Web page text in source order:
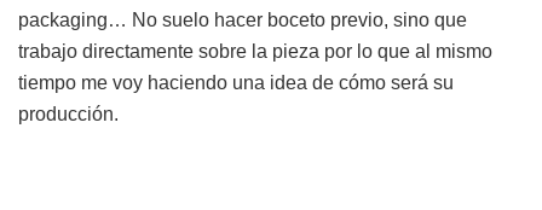
packaging… No suelo hacer boceto previo, sino que
trabajo directamente sobre la pieza por lo que al mismo
tiempo me voy haciendo una idea de cómo será su
producción.